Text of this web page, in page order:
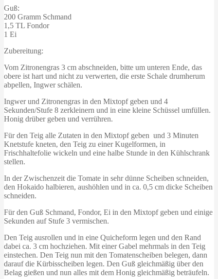
Guß:
200 Gramm Schmand
1,5 TL Fondor
1 Ei
Zubereitung:
Vom Zitronengras 3 cm abschneiden, bitte um unteren Ende, das
obere ist hart und nicht zu verwerten, die erste Schale drumherum
abpellen, Ingwer schälen.
Ingwer und Zitronengras in den Mixtopf geben und 4
Sekunden/Stufe 8 zerkleinern und in eine kleine Schüssel umfüllen.
Honig drüber geben und verrühren.
Für den Teig alle Zutaten in den Mixtopf geben und 3 Minuten
Knetstufe kneten, den Teig zu einer Kugelformen, in
Frischhaltefolie wickeln und eine halbe Stunde in den Kühlschrank
stellen.
In der Zwischenzeit die Tomate in sehr dünne Scheiben schneiden,
den Hokaido halbieren, aushöhlen und in ca. 0,5 cm dicke Scheiben
schneiden.
Für den Guß Schmand, Fondor, Ei in den Mixtopf geben und einige
Sekunden auf Stufe 3 vermischen.
Den Teig ausrollen und in eine Quicheform legen und den Rand
dabei ca. 3 cm hochziehen. Mit einer Gabel mehrmals in den Teig
einstechen. Den Teig nun mit den Tomatenscheiben belegen, dann
darauf die Kürbisscheiben legen. Den Guß gleichmäßig über den
Belag gießen und nun alles mit dem Honig gleichmäßig beträufeln.